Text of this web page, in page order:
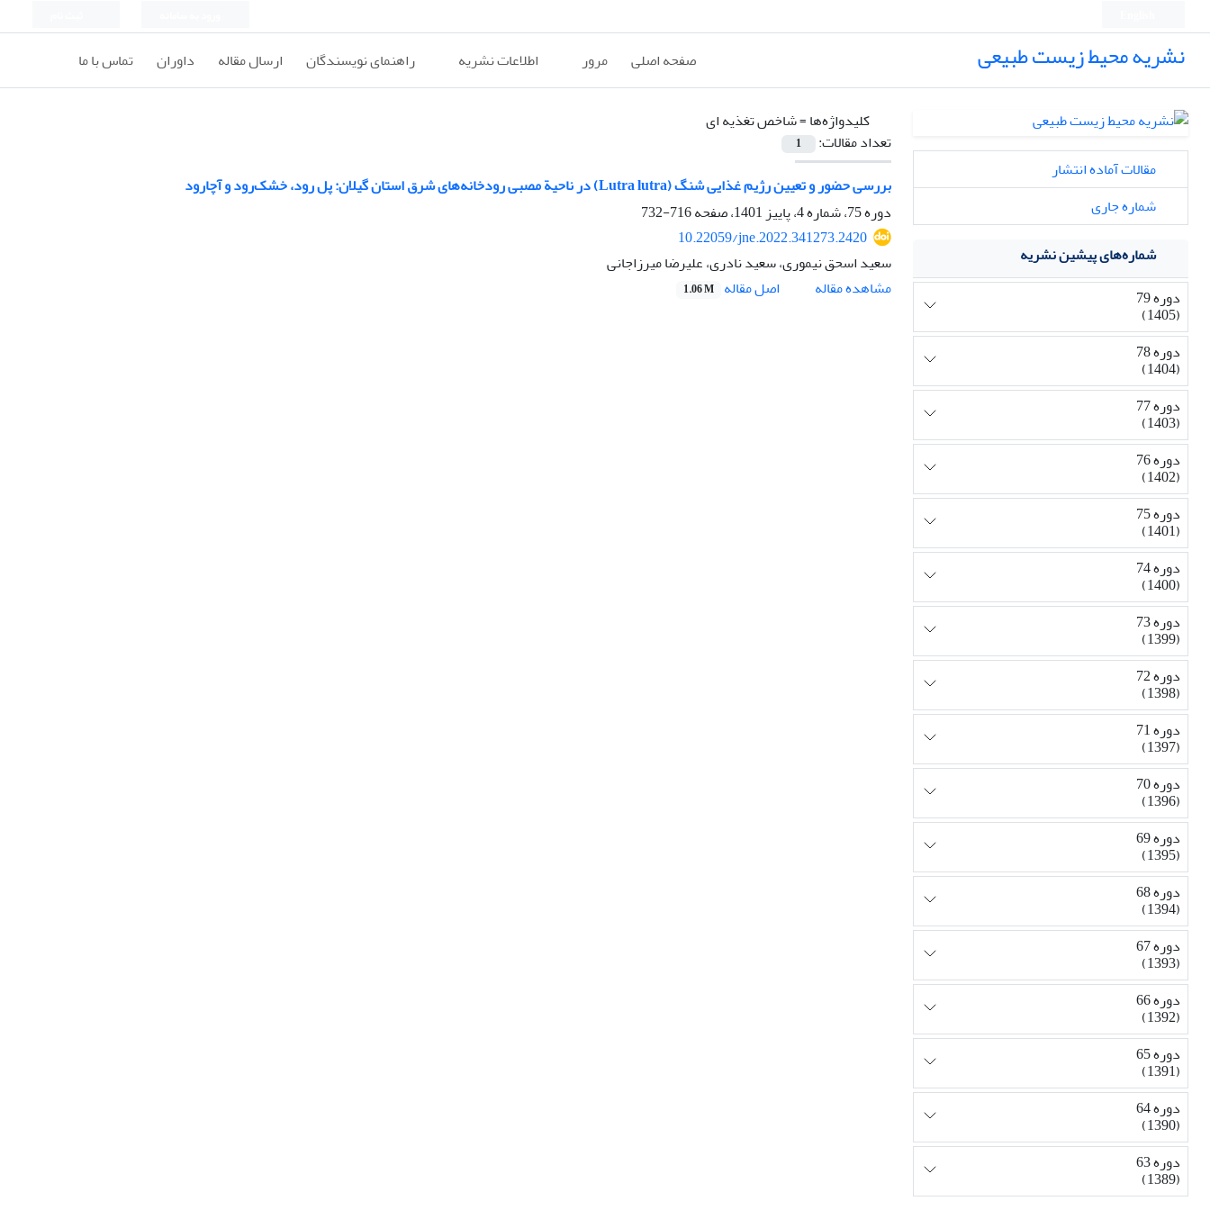
نشریه محیط زیست طبیعی صفحه اصلی مرور اطلاعات نشریه راهنمای نویسندگان ارسال مقاله داوران تماس با ما
کلیدواژه‌ها =شاخص تغذیه ای
تعداد مقالات:
1
بررسی حضور و تعیین رژیم غذایی شنگ (Lutra lutra) در ناحیة مصبی رودخانه‌های شرق استان گیلان: پل رود، خشک‌رود و آچارود
دوره 75، شماره 4، پاییز 1401، صفحه
716-732
10.22059/jne.2022.341273.2420
سعید اسحق نیموری، سعید نادری، علیرضا میرزاجانی
مشاهده مقاله
اصل مقاله 1.06 M
مقالات آماده انتشار
شماره جاری
شماره‌های پیشین نشریه
دوره 79
(1405)
دوره 78
(1404)
دوره 77
(1403)
دوره 76
(1402)
دوره 75
(1401)
دوره 74
(1400)
دوره 73
(1399)
دوره 72
(1398)
دوره 71
(1397)
دوره 70
(1396)
دوره 69
(1395)
دوره 68
(1394)
دوره 67
(1393)
دوره 66
(1392)
دوره 65
(1391)
دوره 64
(1390)
دوره 63
(1389)